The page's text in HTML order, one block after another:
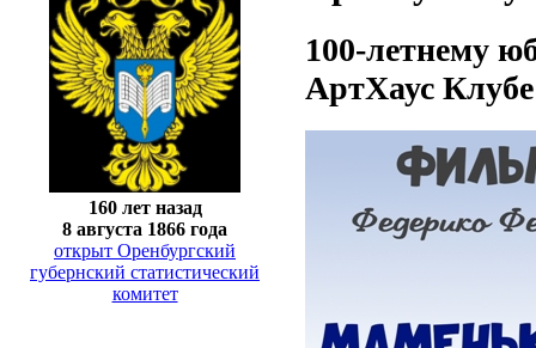
160 лет назад
8 августа 1866 года
открыт Оренбургский
губернский статистический
комитет
100-летнему
АртХаус Клубе